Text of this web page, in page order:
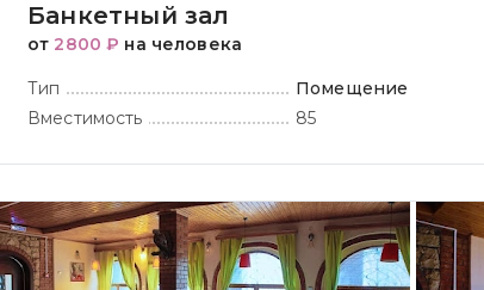
Банкетный зал
от 2800 ₽ на человека
Тип
Помещение
Вместимость
85